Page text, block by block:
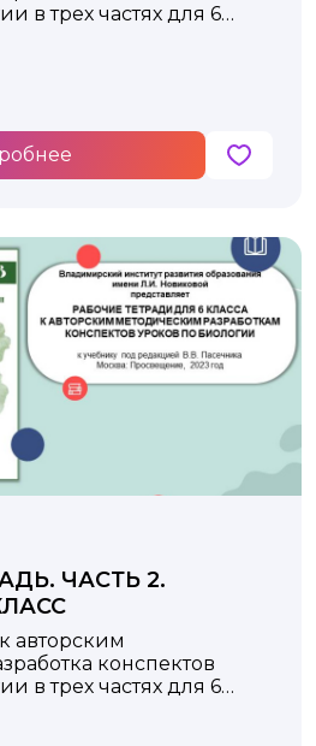
в трех частях для 6
ЧАСТЬ 2.
авторским
конспектов
в трех частях для 6